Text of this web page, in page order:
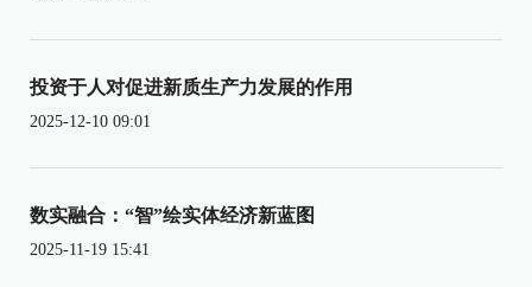
投资于人对促进新质生产力发展的作用
2025-12-10 09:01
数实融合：“智”绘实体经济新蓝图
2025-11-19 15:41